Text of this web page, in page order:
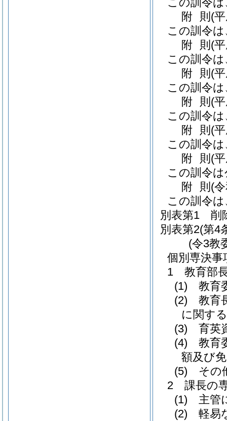
附 則 (
この訓令
附 則 (
この訓令
附 則 (
この訓令
附 則 (
この訓令
附 則 (
この訓令
附 則 (
この訓令
附 則 (
この訓令
別表第1 削
別表第2(第4
(令3教
個別専決事
1 教育部
(1) 教育
(2) 教育
に関す
(3) 育英
(4) 教育
額及び
(5) その
2 課長の
(1) 主管
(2) 軽易